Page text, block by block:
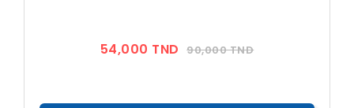
54,000 TND Prix
90,000 TNDPrix